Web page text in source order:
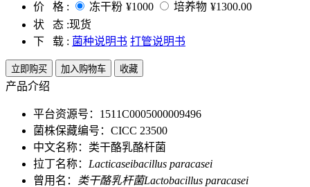
价 格 :
冻干粉 ¥1000 培养物 ¥1300.00
状 态 :现货
下 载 : 菌种说明书 打管说明书
立即购买 加入购物车 收藏
产品介绍
平台资源号：1511C0005000009496
菌株保藏编号：CICC 23500
中文名称：类干酪乳酪杆菌
拉丁名称： Lacticaseibacillus paracasei
曾用名：
类干酪乳杆菌Lactobacillus paracasei